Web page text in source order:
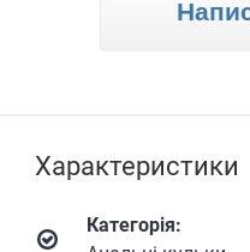
Характеристики
Категорія: